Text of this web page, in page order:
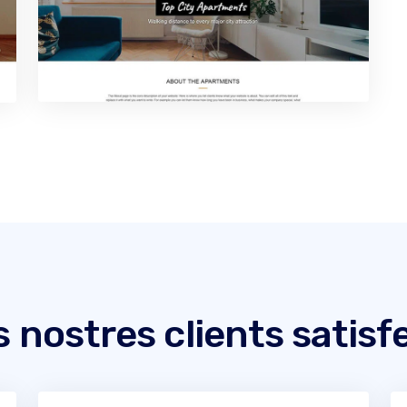
nostres clients